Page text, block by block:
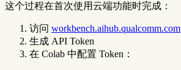
这个过程在首次使用云端功能时完成：
访问 workbench.aihub.qualcomm.com
生成 API Token
在 Colab 中配置 Token：